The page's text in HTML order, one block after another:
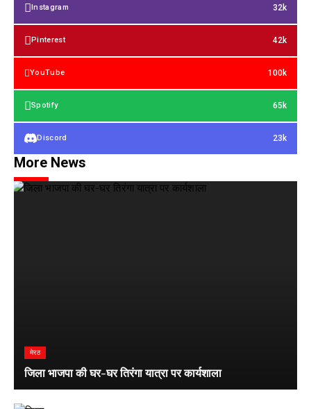
Instagram 32k
Pinterest 42k
YouTube 100k
Spotify 65k
Discord 23k
More News
मेरठ
जिला भाजपा की घर-घर तिरंगा यात्रा पर कार्यशाला